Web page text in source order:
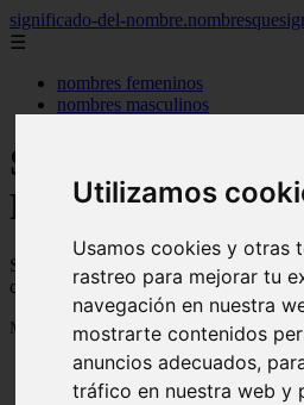
Utilizamos
Usamos cookies y otras
rastreo para mejorar tu
navegación en nuestra
mostrarte contenidos
anuncios adecuados,
tráfico en nuestra web y
significado-del-
☰
nombres femeninos
nombres masculinos
Significado de los
Página 85
Significado de los nombres, su
cuanta gente se llama así
Mostrando 2017 - 2040 de 3040 artículos